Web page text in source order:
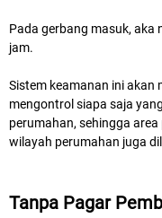
Pada gerbang masuk, aka
jam.
Sistem keamanan ini akan
mengontrol siapa saja
perumahan, sehingga
wilayah perumahan juga
Tanpa Pagar